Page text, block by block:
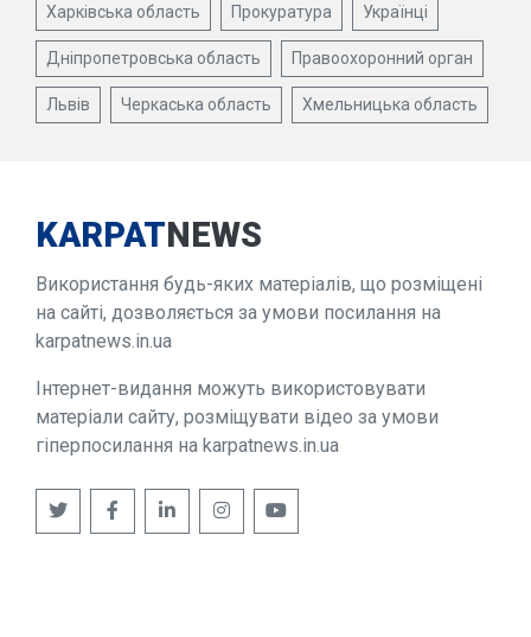
Харківська область Прокуратура Українці
Дніпропетровська область Правоохоронний орган
Львів Черкаська область Хмельницька область
KARPATNEWS
Використання будь-яких матеріалів, що розміщені
на сайті, дозволяється за умови посилання на
karpatnews.in.ua
Інтернет-видання можуть використовувати
матеріали сайту, розміщувати відео за умови
гіперпосилання на karpatnews.in.ua